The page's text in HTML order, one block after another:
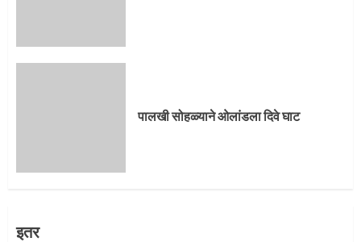
पालखी सोहळ्याने ओलांडला दिवे घाट
इतर